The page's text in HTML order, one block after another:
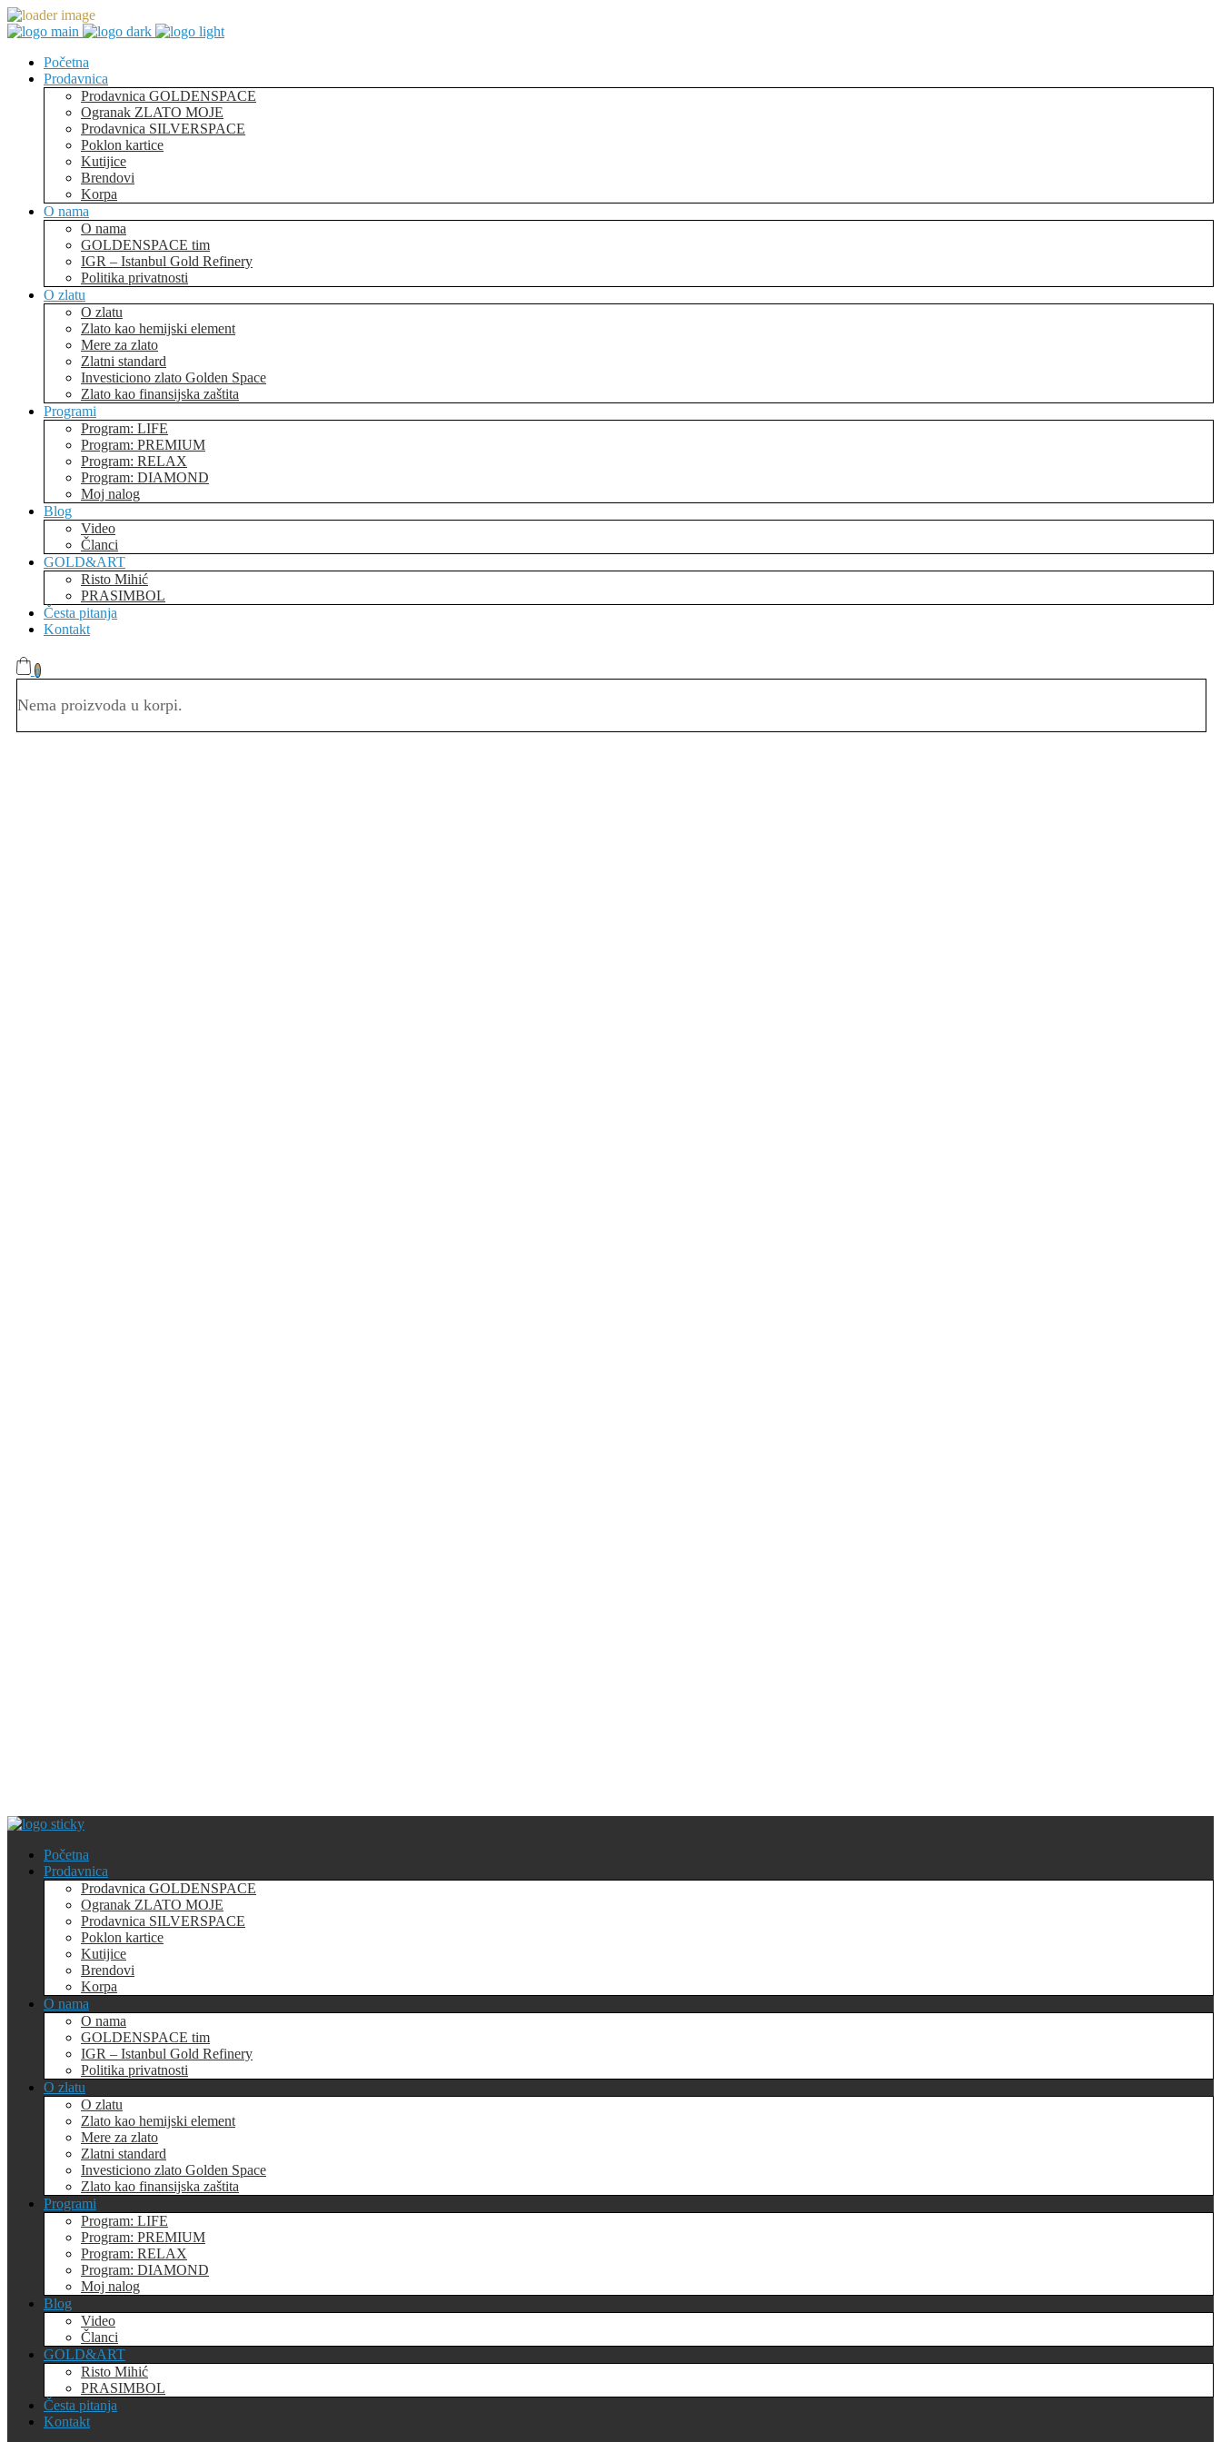
Početna
Prodavnica
Prodavnica GOLDENSPACE
Ogranak ZLATO MOJE
Prodavnica SILVERSPACE
Poklon kartice
Kutijice
Brendovi
Korpa
O nama
O nama
GOLDENSPACE tim
IGR – Istanbul Gold Refinery
Politika privatnosti
O zlatu
O zlatu
Zlato kao hemijski element
Mere za zlato
Zlatni standard
Investiciono zlato Golden Space
Zlato kao finansijska zaštita
Programi
Program: LIFE
Program: PREMIUM
Program: RELAX
Program: DIAMOND
Moj nalog
Blog
Video
Članci
GOLD&ART
Risto Mihić
PRASIMBOL
Česta pitanja
Kontakt
0
Nema proizvoda u korpi.
Početna
Prodavnica
Prodavnica GOLDENSPACE
Ogranak ZLATO MOJE
Prodavnica SILVERSPACE
Poklon kartice
Kutijice
Brendovi
Korpa
O nama
O nama
GOLDENSPACE tim
IGR – Istanbul Gold Refinery
Politika privatnosti
O zlatu
O zlatu
Zlato kao hemijski element
Mere za zlato
Zlatni standard
Investiciono zlato Golden Space
Zlato kao finansijska zaštita
Programi
Program: LIFE
Program: PREMIUM
Program: RELAX
Program: DIAMOND
Moj nalog
Blog
Video
Članci
GOLD&ART
Risto Mihić
PRASIMBOL
Česta pitanja
Kontakt